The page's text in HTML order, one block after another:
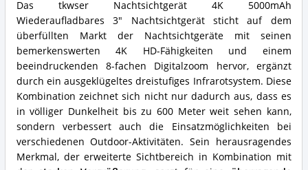
Das tkwser Nachtsichtgerät 4K 5000mAh
Wiederaufladbares 3" Nachtsichtgerät sticht auf dem
überfüllten Markt der Nachtsichtgeräte mit seinen
bemerkenswerten 4K HD-Fähigkeiten und einem
beeindruckenden 8-fachen Digitalzoom hervor, ergänzt
durch ein ausgeklügeltes dreistufiges Infrarotsystem. Diese
Kombination zeichnet sich nicht nur dadurch aus, dass es
in völliger Dunkelheit bis zu 600 Meter weit sehen kann,
sondern verbessert auch die Einsatzmöglichkeiten bei
verschiedenen Outdoor-Aktivitäten. Sein herausragendes
Merkmal, der erweiterte Sichtbereich in Kombination mit
dieses
Nachtsichtgerät?